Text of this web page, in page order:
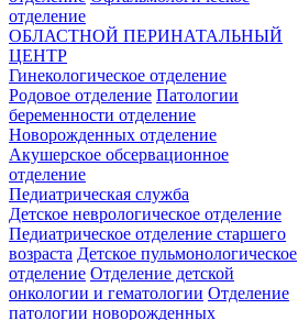
отделение
ОБЛАСТНОЙ ПЕРИНАТАЛЬНЫЙ
ЦЕНТР
Гинекологическое отделение
Родовое отделение Патологии
беременности отделение
Новорожденных отделение
Акушерское обсервационное
отделение
Педиатрическая служба
Детское неврологическое отделение
Педиатрическое отделение старшего
возраста Детское пульмонологическое
отделение Отделение детской
онкологии и гематологии Отделение
патологии новорожденных